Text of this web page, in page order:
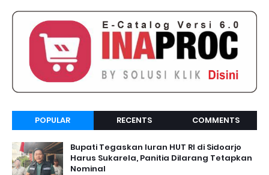
POPULAR RECENTS COMMENTS
Bupati Tegaskan Iuran HUT RI di Sidoarjo
Harus Sukarela, Panitia Dilarang Tetapkan
Nominal